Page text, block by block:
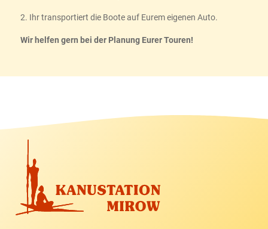
2. Ihr transportiert die Boote auf Eurem eigenen Auto.
Wir helfen gern bei der Planung Eurer Touren!